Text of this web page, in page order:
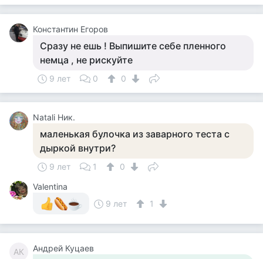
Константин Егоров
Сразу не ешь ! Выпишите себе пленного
немца , не рискуйте
9 лет 0 0
Natali Ник.
маленькая булочка из заварного теста с
дыркой внутри?
9 лет 1
0
Valentina
9 лет
1
АК Андрей Куцаев